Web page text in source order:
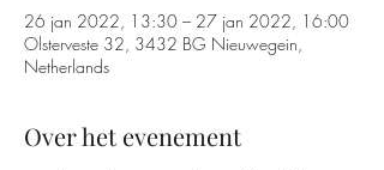
26 jan 2022, 13:30 – 27 jan 2022, 16:00
Olsterveste 32, 3432 BG Nieuwegein,
Netherlands
Over het evenement